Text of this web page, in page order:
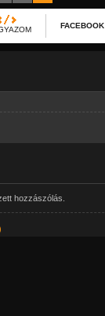
FACEBOOK
hozzászólás.